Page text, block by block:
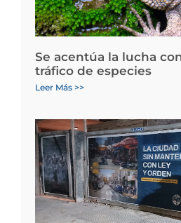
Se acentúa la lucha
tráfico de especies
Leer Más >>